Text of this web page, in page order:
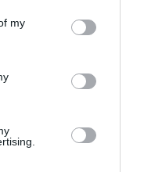
You may click to
third-party tags to
in below Google
my